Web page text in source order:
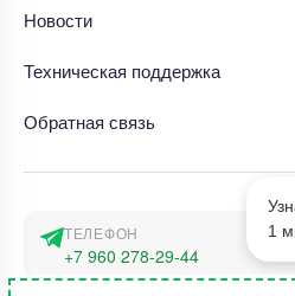
1
Новости
Техническая поддержка
Обратная связь
ТЕЛЕФОН
+7 960 278-29-44